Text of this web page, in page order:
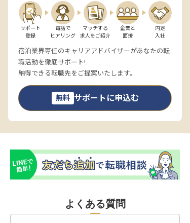
サポート
登録
電話で
ヒアリング
マッチする
求人をご紹介
企業と
面接
内定
入社
宿泊業界専任のキャリアアドバイザーがあなたの転
職活動を徹底サポート!
納得できる転職先をご提案いたします。
無料 サポートに申込む
よくある質問